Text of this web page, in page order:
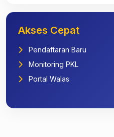
Akses Cepat
Pendaftaran Baru
Monitoring PKL
Portal Walas